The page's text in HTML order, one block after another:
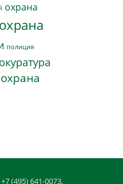
охрана
охрана
полиция
(495) 641-0073,